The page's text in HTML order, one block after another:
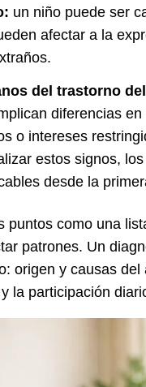
un niño puede ser
afectar a la
del trastorno
diferencias
o intereses
estos signos,
desde la
puntos como una
patrones. Un
origen y causas
la participación